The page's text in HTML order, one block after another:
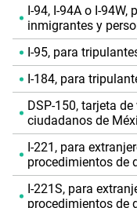
I-94, I-94A o I-
inmigrantes y
I-95, para
I-184, para
DSP-150, tarjeta
ciudadanos de
I-221, para
procedimientos de
I-221S, para
procedimientos de